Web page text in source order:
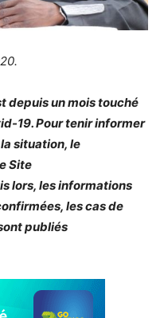
depuis un mois touché
19. Pour tenir informer
situation, le
Site
lors, les informations
les cas de
publiés